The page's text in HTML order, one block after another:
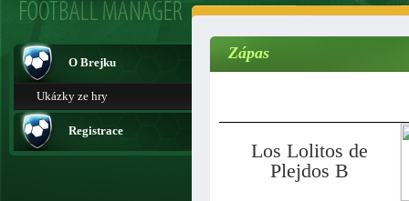
O Brejku
Ukázky ze hry
Registrace
Zápas
Los Lolitos de
Plejdos B